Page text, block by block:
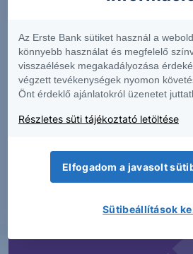
eredmény
Az Erste Bank sütiket használ a
könnyebb használat és megfelelő
visszaélések megakadályozása
végzett tevékenységek nyomon
Önt érdeklő ajánlatokról üzenetet
Részletes süti tájékoztató letöltése
Elfogadom a javasolt
Sütibeállítások